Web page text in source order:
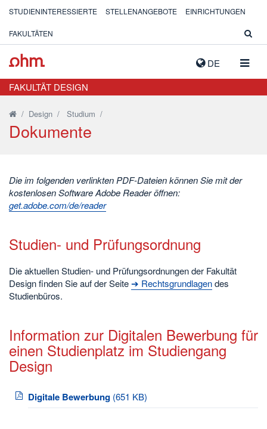
DE
STUDIENINTERESSIERTE STELLENANGEBOTE EINRICHTUNGEN
FAKULTÄTEN
FAKULTÄT DESIGN
/ Design / Studium /
Dokumente
Die im folgenden verlinkten PDF-Dateien können Sie mit der
kostenlosen Software Adobe Reader öffnen:
get.adobe.com/de/reader
Studien- und Prüfungsordnung
Die aktuellen Studien- und Prüfungsordnungen der Fakultät
Design finden Sie auf der Seite➔ Rechtsgrundlagendes
Studienbüros.
Information zur Digitalen Bewerbung für
einen Studienplatz im Studiengang
Design
Digitale Bewerbung (651 KB)